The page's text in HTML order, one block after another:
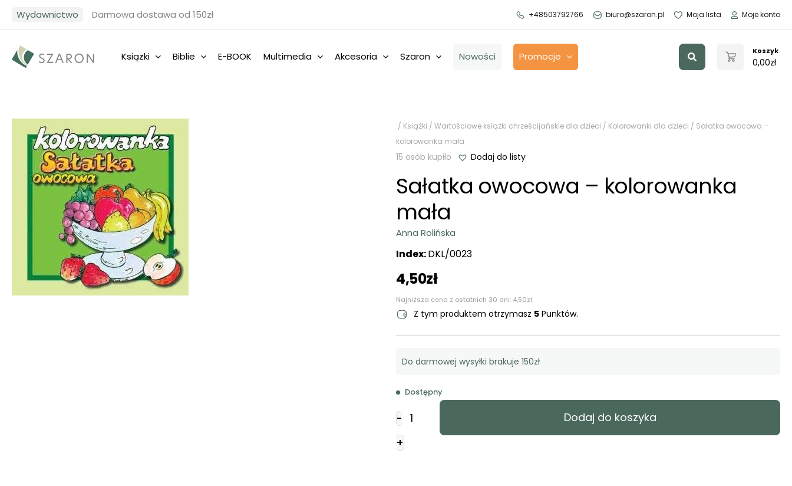
Wydawnictwo Darmowa dostawa od 150zł +48503792766 biuro@szaron.pl Moja lista Moje konto
Książki Biblie E-BOOK Multimedia Akcesoria Szaron Nowości Promocje Szukaj Koszyk
0,00zł
/ Książki / Wartościowe książki chrześcijańskie dla dzieci / Kolorowanki dla dzieci / Sałatka owocowa –
kolorowanka mała
15 osób kupiło Dodaj do listy
Sałatka owocowa – kolorowanka
mała
Anna Rolińska
Index:DKL/0023
4,50zł
Najniższa cena z ostatnich 30 dni: 4,50zł.
Z tym produktem otrzymasz 5 Punktów.
Do darmowej wysyłki brakuje 150zł
Dostępny
- Sałatka
owocowa
-
+
Dodaj do koszyka